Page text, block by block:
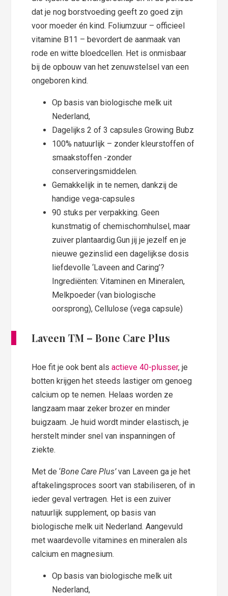
dat je nog borstvoeding geeft zo goed zijn
voor moeder én kind. Foliumzuur – officieel
vitamine B11 – bevordert de aanmaak van
rode en witte bloedcellen. Het is onmisbaar
bij de opbouw van het zenuwstelsel van een
ongeboren kind.
Op basis van biologische melk uit
Nederland,
Dagelijks 2 of 3 capsules Growing Bubz
100% natuurlijk – zonder kleurstoffen of
smaakstoffen -zonder
conserveringsmiddelen.
Gemakkelijk in te nemen, dankzij de
handige vega-capsules
90 stuks per verpakking. Geen
kunstmatig of chemischomhulsel, maar
zuiver plantaardig.Gun jij je jezelf en je
nieuwe gezinslid een dagelijkse dosis
liefdevolle ‘Laveen and Caring’?
Ingrediënten: Vitaminen en Mineralen,
Melkpoeder (van biologische
oorsprong), Cellulose (vega capsule)
Laveen TM – Bone Care Plus
Hoe fit je ook bent alsactieve 40-plusser, je
botten krijgen het steeds lastiger om genoeg
calcium op te nemen. Helaas worden ze
langzaam maar zeker brozer en minder
buigzaam. Je huid wordt minder elastisch, je
herstelt minder snel van inspanningen of
ziekte.
Met de ‘Bone Care Plus’van Laveen ga je het
aftakelingsproces soort van stabiliseren, of in
ieder geval vertragen. Het is een zuiver
natuurlijk supplement, op basis van
biologische melk uit Nederland. Aangevuld
met waardevolle vitamines en mineralen als
calcium en magnesium.
Op basis van biologische melk uit
Nederland,